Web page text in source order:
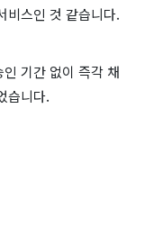
비스인 것 같습니다.
기간 없이 즉각 채
습니다.